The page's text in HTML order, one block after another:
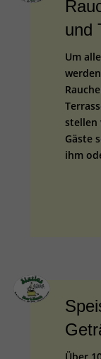
und
Um
stellen
Gäste
ihm